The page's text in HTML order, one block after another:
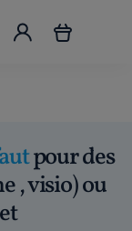
pour des
, visio) ou